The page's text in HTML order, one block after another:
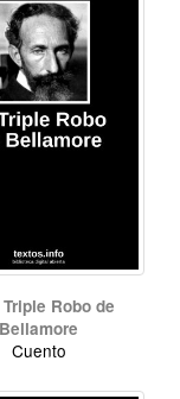
Triple Robo de
Bellamore
Cuento